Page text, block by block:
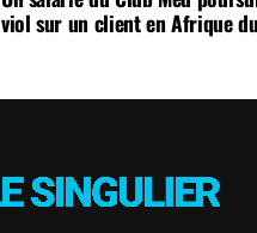
viol sur un client en Afrique